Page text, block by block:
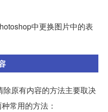
中更换图片中的表
原有内容的方法主要取决
常用的方法：